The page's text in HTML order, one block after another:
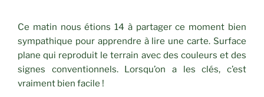
Ce matin nous étions 14 à partager ce moment bien
sympathique pour apprendre à lire une carte. Surface
plane qui reproduit le terrain avec des couleurs et des
signes conventionnels. Lorsqu’on a les clés, c’est
vraiment bien facile !